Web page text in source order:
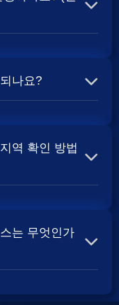
와 결합하여 가입
게 지급되는 경향
상품 및 프로모션
나요?
조건은 카드사 및
역 확인 방법
상품 및 속도를 확
류(광랜, FTTH 등)
는 무엇인가